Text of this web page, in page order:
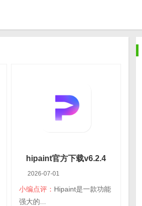
hipaint官方下载v6.2.4
2026-07-01
小编点评： Hipaint是一款功能
强大的...